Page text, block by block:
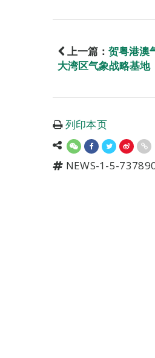
上一篇： 贺粤港澳
大湾区气象战略基地
列印本页
NEWS-1-5-